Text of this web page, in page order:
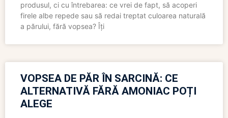
produsul, ci cu întrebarea: ce vrei de fapt, să acoperi
firele albe repede sau să redai treptat culoarea naturală
a părului, fără vopsea? Îți
VOPSEA DE PĂR ÎN SARCINĂ: CE
ALTERNATIVĂ FĂRĂ AMONIAC POȚI
ALEGE